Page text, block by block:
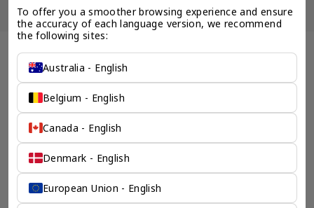
希腊 商务咨询 企业服务 - 奕资环球 ™（中国内地）
创意性的方案来解决所有
不可能的想法
奕资环球在全球业务发展上的专业能确保您企业出海上的每一
步成功。我们的动态手法确保了经济高效、高效和持久的解决
方案。通过创造性和专业性的结合，我们经验丰富的团队能够
解决复杂问题，提供最新但永恒的法律结构设计，满足您的商
业目标。
检索产品
To offer you a smoother browsing experience and ensure
the accuracy of each language version, we recommend
the following sites:
Australia - English
Belgium - English
Canada - English
Denmark - English
European Union - English